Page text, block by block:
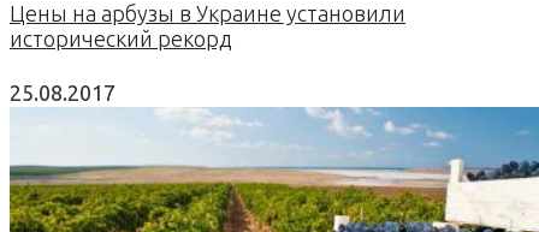
Цены на арбузы в Украине установили
исторический рекорд
25.08.2017